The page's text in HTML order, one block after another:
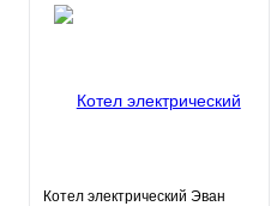
Котел электрический Эван